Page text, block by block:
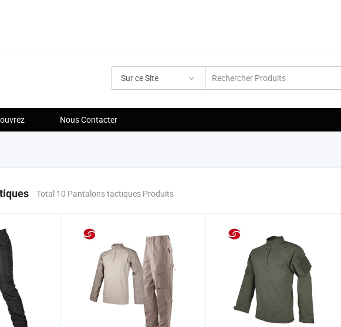
Sur ce Site
Nous Contacter
Total 10 Pantalons tactiques Produits